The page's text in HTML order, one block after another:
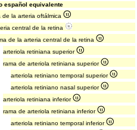
español equivalente
de la arteria oftálmica
central de la retina
de la arteria central de la retina
arteriola retiniana superior
rama de arteriola retiniana superior
arteriola retiniano temporal superior
arteriola retiniano nasal superior
arteriola retiniana inferior
rama de arteriola retiniana inferior
arteriola retiniano temporal inferior